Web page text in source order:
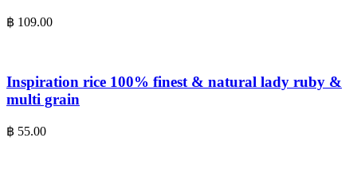
฿ 109.00
Inspiration rice 100% finest & natural lady ruby &
multi grain
฿ 55.00